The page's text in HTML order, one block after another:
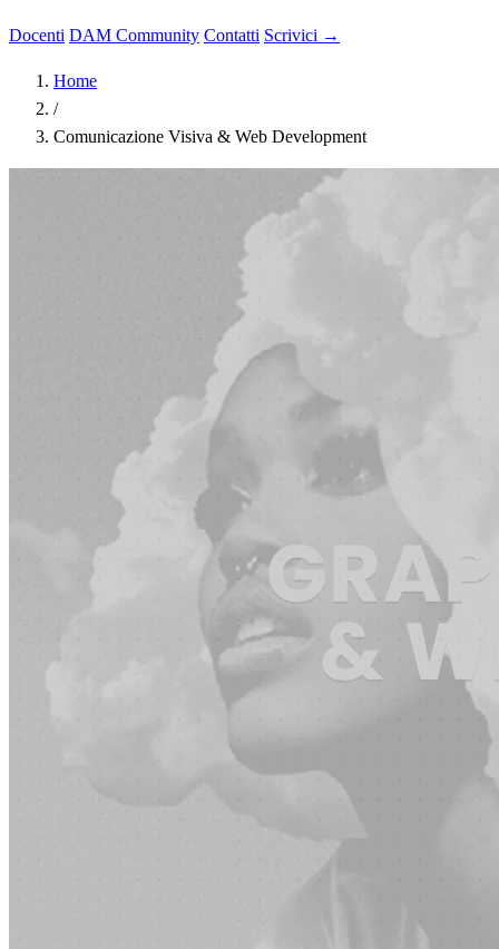
Docenti DAM Community Contatti Scrivici →
Home
/
Comunicazione Visiva & Web Development